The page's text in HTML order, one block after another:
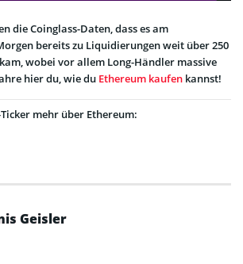
die Coinglass-Daten, dass es am
bereits zu Liquidierungen weit über 250
wobei vor allem Long-Händler massive
hier du, wie du Ethereum kaufen kannst!
mehr über Ethereum:
Geisler